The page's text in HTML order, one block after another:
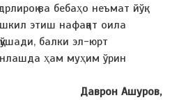
ва бебаҳо неъмат йўқ.
этиш нафақат оила
балки эл-юрт
ҳам муҳим ўрин
Даврон Ашуров,